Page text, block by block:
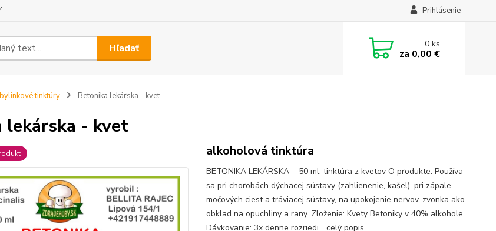
Prihlásenie
Hľadať 0ks
za 0,00 €
tinktúry Betonika lekárska - kvet
lekárska - kvet
alkoholová tinktúra
BETONIKA LEKÁRSKA 50 ml, tinktúra z kvetov O produkte: Používa
sa pri chorobách dýchacej sústavy (zahlienenie, kašel), pri zápale
močových ciest a tráviacej sústavy, na upokojenie nervov, zvonka ako
obklad na opuchliny a rany. Zloženie: Kvety Betoniky v 40% alkohole.
Dávkovanie: 3x denne rozriedi... celý popis